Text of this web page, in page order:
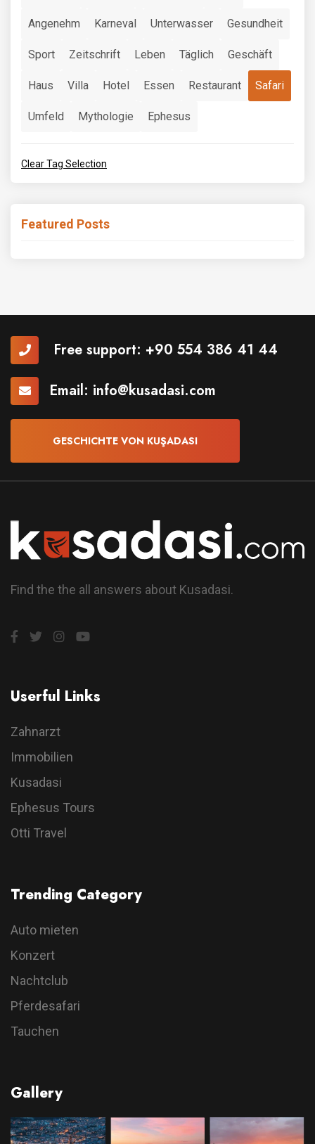
Angenehm Karneval Unterwasser Gesundheit
Sport Zeitschrift Leben Täglich Geschäft
Haus Villa Hotel Essen Restaurant Safari
Umfeld Mythologie Ephesus
Clear Tag Selection
Featured Posts
Free support: +90 554 386 41 44
Email: info@kusadasi.com
GESCHICHTE VON KUŞADASI
Find the the all answers about Kusadasi.
Userful Links
Zahnarzt
Immobilien
Kusadasi
Ephesus Tours
Otti Travel
Trending Category
Auto mieten
Konzert
Nachtclub
Pferdesafari
Tauchen
Gallery